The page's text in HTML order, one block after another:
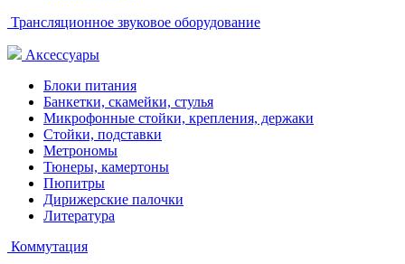
Трансляционное звуковое оборудование
Аксессуары
Блоки питания
Банкетки, скамейки, стулья
Микрофонные стойки, крепления, держаки
Стойки, подставки
Метрономы
Тюнеры, камертоны
Пюпитры
Дирижерские палочки
Литература
Коммутация